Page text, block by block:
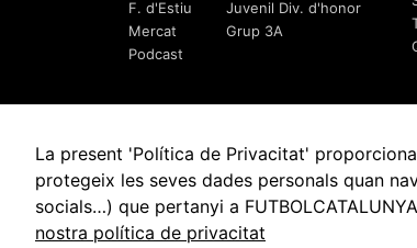
F. d'Estiu
Mercat
Podcast
Juvenil Div. d'honor
Grup 3A
© 2010 - 2026 FutbolCatalunya.com
La present 'Política de Privacitat'
protegeix les seves dades personals quan
socials…) que pertanyi a
nostra política de privacitat